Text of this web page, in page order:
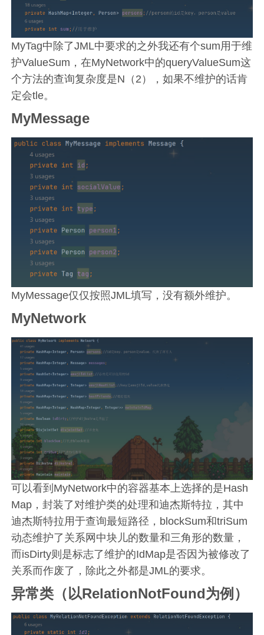
MyTag中除了JML中要求的之外我还有个sum用于维
护ValueSum，在MyNetwork中的queryValueSum这
个方法的查询复杂度是N（2），如果不维护的话肯
定会tle。
MyMessage
MyMessage仅仅按照JML填写，没有额外维护。
MyNetwork
可以看到MyNetwork中的容器基本上选择的是Hash
Map，封装了对维护类的处理和迪杰斯特拉，其中
迪杰斯特拉用于查询最短路径，blockSum和triSum
动态维护了关系网中块儿的数量和三角形的数量，
而isDirty则是标志了维护的IdMap是否因为被修改了
关系而作废了，除此之外都是JML的要求。
异常类（以RelationNotFound为例）